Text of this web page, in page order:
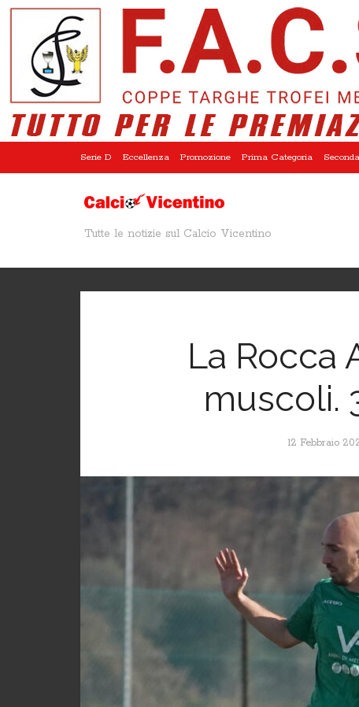
Serie D Eccellenza Promozione Prima Categoria
Tutte le notizie sul Calcio Vicentino
La Rocca
muscoli.
12 Febbraio